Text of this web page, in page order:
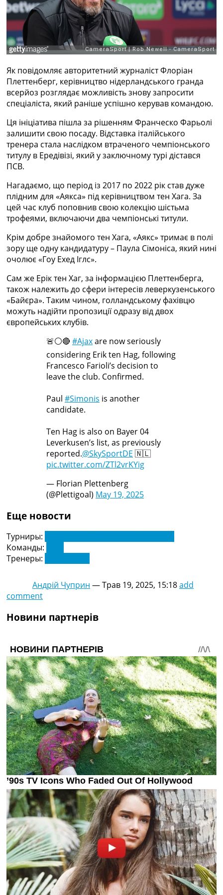
Рейтинг ФІФА
Телепрограма
UA
Categories
Головна
Новини футболу
Відео
Новини футболу України
Футбольні трансфери
Останні коментарі
Конкурс прогнозів
Правила
Колективний прогноз
Турніри
Чемпіонат Світу
Україна. Прем’єр-Ліга
Україна. Перша Ліга
Ліга Чемпіонів
Англія. Прем’єр-Ліга
Іспанія. Ла Ліга
Ще Турніри >>>
Таблиці
Чемпіонат Світу. Турнирні таблиці
Таблиця УПЛ
Перша Ліга
Таблиця АПЛ
Таблиця Ла Ліги
Таблиця Ліги Чемпіонів
Всі таблиці >>>
Рейтинг країн УЄФА
Рейтинг клубів УЄФА
Телепрограма
Як повідомляє авторитетний журналіст Флоріан
Плеттенберг, керівництво нідерландського гранда
всерйоз розглядає можливість знову запросити
спеціаліста, який раніше успішно керував командою.
Ця ініціатива пішла за рішенням Франческо Фарьолі
залишити свою посаду. Відставка італійського
тренера стала наслідком втраченого чемпіонського
титулу в Ередівізі, який у заключному турі дістався
ПСВ.
Нагадаємо, що період із 2017 по 2022 рік став дуже
плідним для «Аякса» під керівництвом тен Хага. За
цей час клуб поповнив свою колекцію шістьма
трофеями, включаючи два чемпіонські титули.
Крім добре знайомого тен Хага, «Аякс» тримає в полі
зору ще одну кандидатуру – Паула Сімоніса, який нині
очолює «Гоу Ехед Іглс».
Сам же Ерік тен Хаг, за інформацією Плеттенберга,
також належить до сфери інтересів леверкузенського
«Байєра». Таким чином, голландському фахівцю
можуть надійти пропозиції одразу від двох
європейських клубів.
🚨⚪️🔴 #Ajaxare now seriously
considering Erik ten Hag, following
Francesco Farioli’s decision to
leave the club. Confirmed.
Paul #Simonis is another
candidate.
Ten Hag is also on Bayer 04
Leverkusen’s list, as previously
reported.@SkySportDE 🇳🇱
pic.twitter.com/ZTl2vrKYig
— Florian Plettenberg
(@Plettigoal) May 19, 2025
Еще новости
Турниры:
Команды:
Тренеры:
Андрій Чуприн —Трав 19, 2025, 15:18add
comment
Новини партнерів